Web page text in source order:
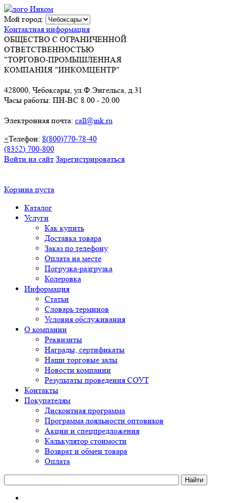
Мой город:
Контактная информация
ОБЩЕСТВО С ОГРАНИЧЕННОЙ
ОТВЕТСТВЕННОСТЬЮ
"ТОРГОВО-ПРОМЫШЛЕННАЯ
КОМПАНИЯ "ИНКОМЦЕНТР"
428000, Чебоксары, ул.Ф.Энгельса, д.31
Часы работы: ПН-ВС 8.00 - 20.00
Электронная почта: call@ink.ru
×Телефон: 8(800)770-78-40
(8352) 700-800
Войти на сайт Зарегистрироваться
Корзина пуста
Каталог
Услуги
Как купить
Доставка товара
Заказ по телефону
Оплата на месте
Погрузка-разгрузка
Колеровка
Информация
Статьи
Словарь терминов
Условия обслуживания
О компании
Реквизиты
Награды, сертификаты
Наши торговые залы
Новости компании
Результаты проведения СОУТ
Контакты
Покупателям
Дисконтная программа
Программа лояльности оптовиков
Акции и спецпредложения
Калькулятор стоимости
Возврат и обмен товара
Оплата